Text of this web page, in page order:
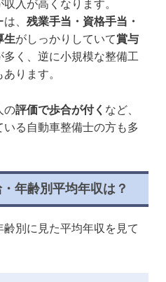
入が高くなります。
、 残業手当・資格手当・
生がしっかりしていて賞与
多く、逆に小規模な整備工
ります。
の評価で歩合が付く など、
る自動車整備士の方も多
年齢別平均年収は？
別に見た平均年収を見て